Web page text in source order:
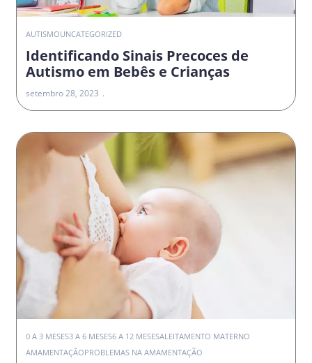
AUTISMOUNCATEGORIZED
Identificando Sinais Precoces de
Autismo em Bebês e Crianças
setembro 28, 2023
0 A 3 MESES3 A 6 MESES6 A 12 MESESALEITAMENTO MATERNO
AMAMENTAÇÃOPROBLEMAS NA AMAMENTAÇÃO